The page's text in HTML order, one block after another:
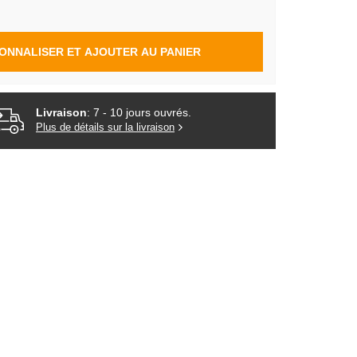
ET AJOUTER AU PANIER
Livraison: 7 - 10 jours ouvrés.
Plus de détails sur la livraison